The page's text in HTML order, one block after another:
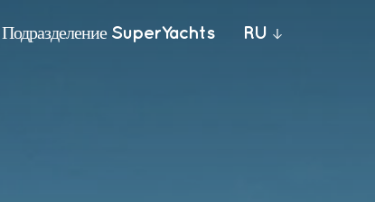
Подразделение SuperYachts RU